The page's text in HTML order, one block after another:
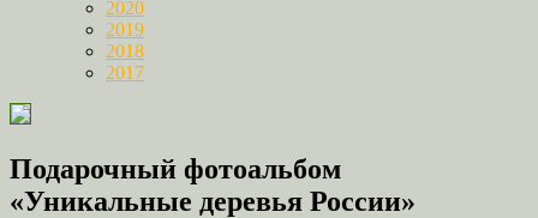
2020
2019
2018
2017
Подарочный фотоальбом
«Уникальные деревья России»